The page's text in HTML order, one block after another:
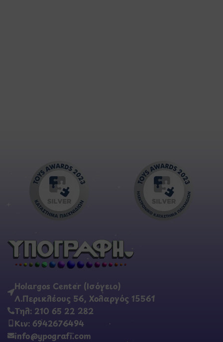
Holargos Center (Ισόγειο)
Λ.Περικλέους 56, Χολαργός 15561
Τηλ: 210 65 22 282
Κιν: 6942676494
info@ypografi.com